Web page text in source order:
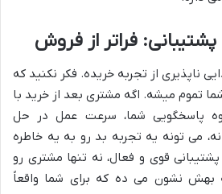
فراتر از فروش
از تجربه خریده. فکر نکنید که
تموم میشه. اگه مشتری بعد از خرید با
پاسخگویی شما، سرعت عمل در حل
می تونه یه تجربه بد رو به یه خاطره
قوی و فعال، نه تنها مشتری رو
بهش نشون می ده که برای شما واقعاً